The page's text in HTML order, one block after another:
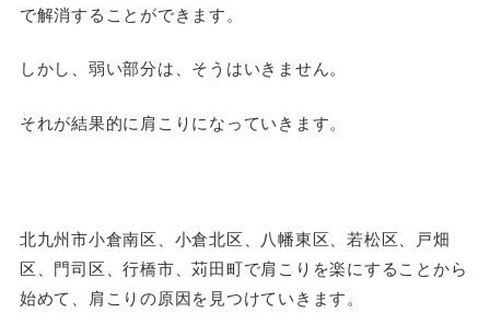
で解消することができます。
しかし、弱い部分は、そうはいきません。
それが結果的に肩こりになっていきます。
北九州市小倉南区、小倉北区、八幡東区、若松区、戸畑
区、門司区、行橋市、苅田町で肩こりを楽にすることから
始めて、肩こりの原因を見つけていきます。